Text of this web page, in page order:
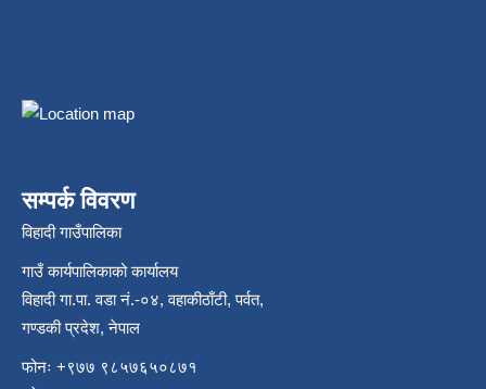
सम्पर्क विवरण
विहादी गाउँपालिका
गाउँ कार्यपालिकाको कार्यालय
विहादी गा.पा. वडा नं.-०४, वहाकीठाँटी, पर्वत,
गण्डकी प्रदेश, नेपाल
फोनः +९७७ ९८५७६५०८७१